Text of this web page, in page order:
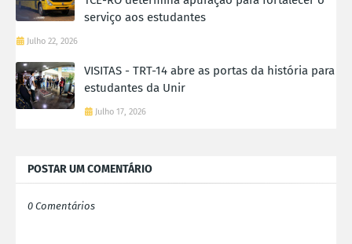
serviço aos estudantes
Julho 22, 2026
VISITAS - TRT-14 abre as portas da história para
estudantes da Unir
Julho 17, 2026
POSTAR UM COMENTÁRIO
0 Comentários